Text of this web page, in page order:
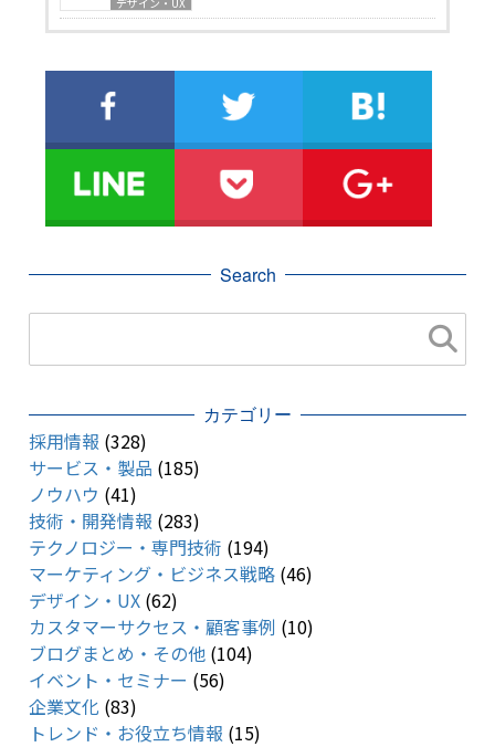
Search
カテゴリー
採用情報 (328)
サービス・製品 (185)
ノウハウ (41)
技術・開発情報 (283)
テクノロジー・専門技術 (194)
マーケティング・ビジネス戦略(46)
デザイン・UX(62)
カスタマーサクセス・顧客事例 (10)
ブログまとめ・その他(104)
イベント・セミナー (56)
企業文化 (83)
トレンド・お役立ち情報 (15)